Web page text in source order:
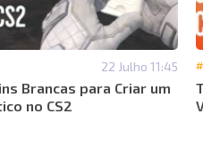
22 Julho 11:45
Brancas para Criar um
no CS2